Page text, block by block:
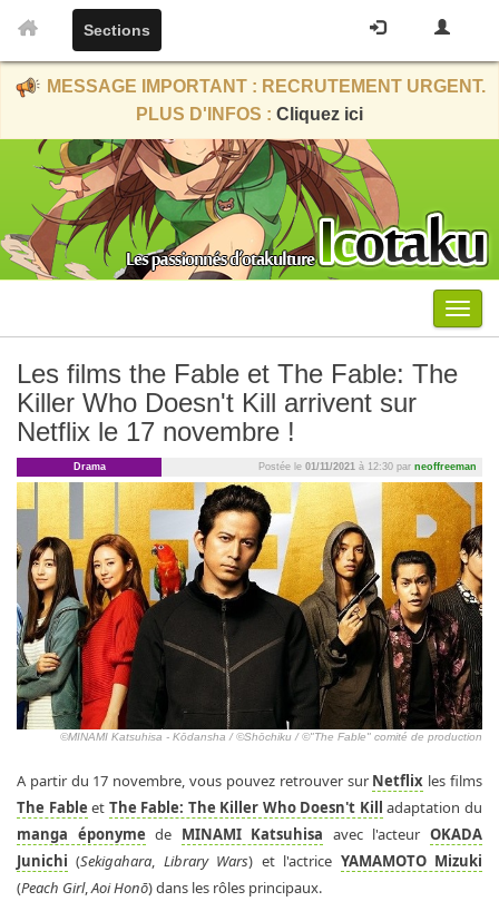
Sections
MESSAGE IMPORTANT : RECRUTEMENT URGENT.
PLUS D'INFOS : Cliquez ici
Menu
Les films the Fable et The Fable: The
Killer Who Doesn't Kill arrivent sur
Netflix le 17 novembre !
Drama Postée le 01/11/2021 à 12:30 par neoffreeman
©MINAMI Katsuhisa - Kōdansha / ©Shōchiku / ©"The Fable" comité de production
A partir du 17 novembre, vous pouvez retrouver sur Netflix les films
The Fable et The Fable: The Killer Who Doesn't Kill adaptation du
manga éponyme de MINAMI Katsuhisa avec l'acteurOKADA
Junichi (Sekigahara, Library Wars) et l'actrice YAMAMOTO Mizuki
(Peach Girl,Aoi Honō) dans les rôles principaux.